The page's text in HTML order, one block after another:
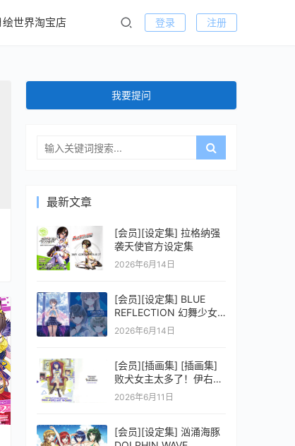
绘世界淘宝店 登录 注册
我要提问
最新文章
[会员][设定集] 拉格纳强
袭天使官方设定集
2026年6月14日
[会员][设定集] BLUE
REFLECTION 幻舞少女
之剑公式ビジュアルコレ
2026年6月14日
[会员][插画集] [插画集]
败犬女主太多了！伊右群
ARTWORKS
2026年6月11日
[会员][设定集] 汹涌海豚